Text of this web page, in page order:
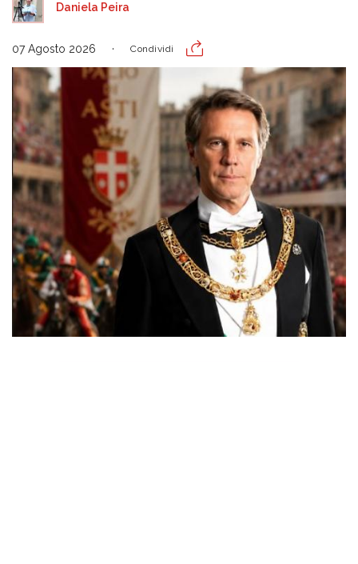
Daniela Peira
07 Agosto 2026 Condividi